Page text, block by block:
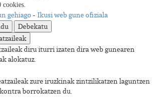
cookies.
gehiago - Ikusi web gune ofiziala
Debekatu
diru iturri izaten dira web gunearen
alokatuz.
zure iruzkinak zintzilikatzen laguntzen
borrokatzen du.